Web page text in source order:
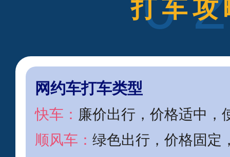
打车攻
网约车打车类型
快车： 廉价出行，价格适中，
顺风车： 绿色出行，价格固定